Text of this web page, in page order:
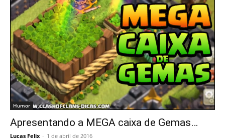
Humor
Apresentando a MEGA caixa de Gemas…
Lucas Felix - 1 de abril de 2016